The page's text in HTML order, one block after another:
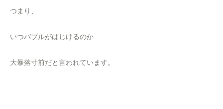
つまり、
いつバブルがはじけるのか
大暴落寸前だと言われています。